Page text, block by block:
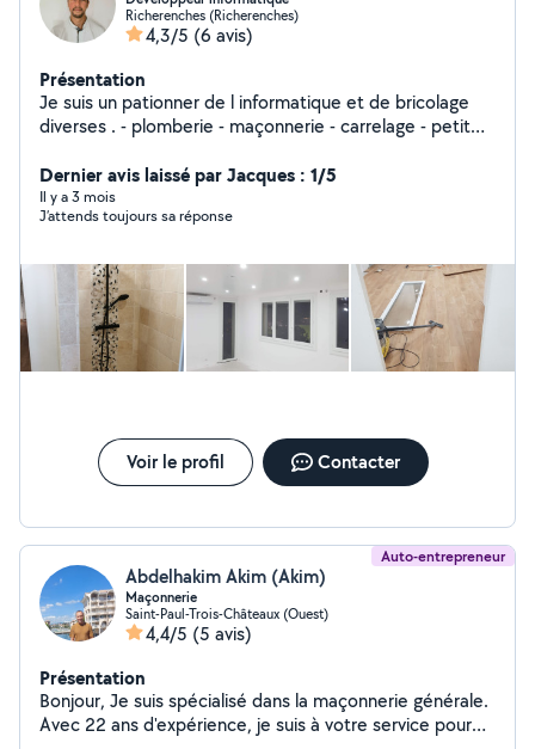
Richerenches (Richerenches)
4,3/5 (6 avis)
Présentation
Je suis un pationner de l informatique et de bricolage
diverses . - plomberie - maçonnerie - carrelage - petit
informatique
Dernier avis laissé par Jacques : 1/5
Il y a 3 mois
J’attends toujours sa réponse
Voir le profil Contacter
Auto-entrepreneur
Abdelhakim Akim (Akim)
Maçonnerie
Saint-Paul-Trois-Châteaux (Ouest)
4,4/5 (5 avis)
Présentation
Bonjour, Je suis spécialisé dans la maçonnerie générale.
Avec 22 ans d'expérience, je suis à votre service pour